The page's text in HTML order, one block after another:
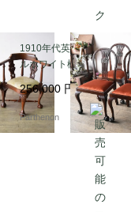
1910年代英国製 ヘップ
ルホワイト様式 マホガ
ニーチェア4脚セット
【c323-1】
256,000 円
Parthenon